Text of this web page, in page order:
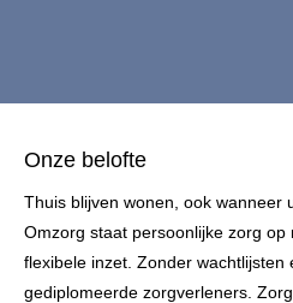
Onze belofte
Thuis blijven wonen, ook wanneer
Omzorg staat persoonlijke zorg
flexibele inzet. Zonder wachtlijsten
gediplomeerde zorgverleners.